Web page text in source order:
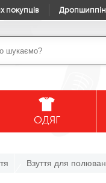
покупців
ОДЯГ
Взуття для